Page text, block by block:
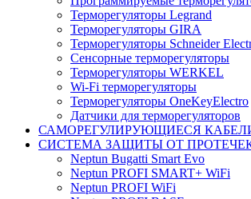
Терморегуляторы Legrand
Терморегуляторы GIRA
Терморегуляторы Schneider
Сенсорные терморегуляторы
Терморегуляторы WERKEL
Wi-Fi терморегуляторы
Терморегуляторы OneKeyElectro
Датчики для терморегуляторов
САМОРЕГУЛИРУЮЩИЕСЯ
СИСТЕМА ЗАЩИТЫ ОТ ПРОТЕЧЕК
Neptun Bugatti Smart Evo
Neptun PROFI SMART+ WiFi
Neptun PROFI WiFi